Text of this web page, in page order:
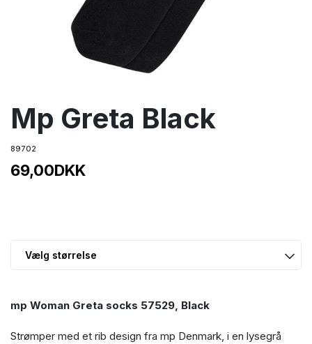
Mp Greta Black
89702
69,00DKK
mp Woman Greta socks 57529, Black
Strømper med et rib design fra mp Denmark, i en lysegrå